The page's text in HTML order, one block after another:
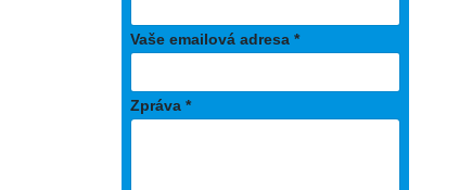
Vaše emailová adresa *
Zpráva *